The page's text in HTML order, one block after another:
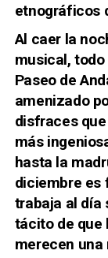
etnográficos
Al caer la
musical,
Paseo de
amenizado
disfracesque
más
hasta la
diciembre es
trabaja al día
tácito de que
merecen una